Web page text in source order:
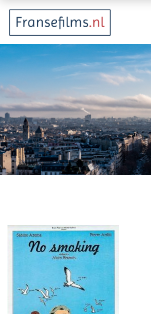
Animatie
Documentaire
Drama
Fantasy
Horror
Misdaad
Musical
Romantische komedie
Thriller